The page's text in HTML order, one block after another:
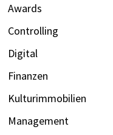
Awards
Controlling
Digital
Finanzen
Kulturimmobilien
Management